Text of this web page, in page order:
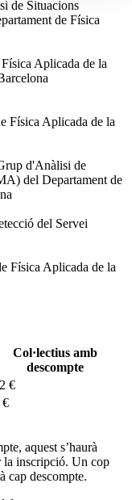
de Situacions
de Física
Aplicada de la
Física Aplicada de la
d'Anàlisi de
del Departament de
del Servei
Física Aplicada de la
Col·lectius amb
descompte
€
€
aquest s’haurà
la inscripció. Un cop
cap descompte.